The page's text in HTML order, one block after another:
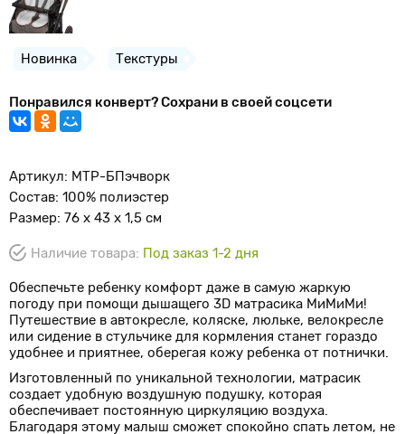
Новинка Текстуры
Понравился конверт? Сохрани в своей соцсети
Артикул: МТР-БПэчворк
Состав: 100% полиэстер
Размер: 76 x 43 x 1,5 см
Наличие товара: Под заказ 1-2 дня
Обеспечьте ребенку комфорт даже в самую жаркую
погоду при помощи дышащего 3D матрасика МиМиМи!
Путешествие в автокресле, коляске, люльке, велокресле
или сидение в стульчике для кормления станет гораздо
удобнее и приятнее, оберегая кожу ребенка от потнички.
Изготовленный по уникальной технологии, матрасик
создает удобную воздушную подушку, которая
обеспечивает постоянную циркуляцию воздуха.
Благодаря этому малыш сможет спокойно спать летом, не